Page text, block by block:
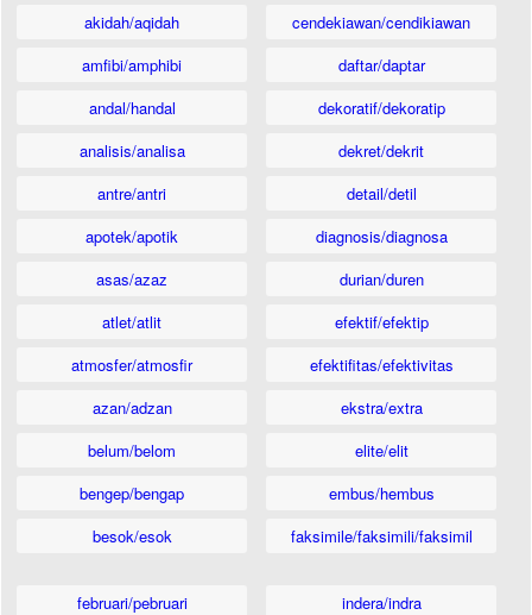
akidah/aqidah
amfibi/amphibi
andal/handal
analisis/analisa
antre/antri
apotek/apotik
asas/azaz
atlet/atlit
atmosfer/atmosfir
azan/adzan
belum/belom
bengep/bengap
besok/esok
cendekiawan/cendikiawan
daftar/daptar
dekoratif/dekoratip
dekret/dekrit
detail/detil
diagnosis/diagnosa
durian/duren
efektif/efektip
efektifitas/efektivitas
ekstra/extra
elite/elit
embus/hembus
faksimile/faksimili/faksimil
februari/pebruari
indera/indra